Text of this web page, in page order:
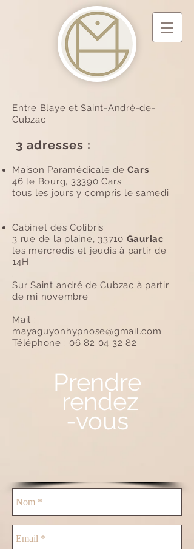
Entre Blaye et Saint-André-de-
Cubzac
3 adresses :
Maison Paramédicale deCars
46 le Bourg, 33390 Cars
tous les jours y compris le samedi
Cabinet des Colibris
3 rue de la plaine, 33710 Gauriac
les mercredis et jeudis à partir de
14H
​.
Sur Saint andré de Cubzac à partir
de mi novembre
Mail :
mayaguyonhypnose@gmail.com
Téléphone : 06 82 04 32 82
Prendre
rendez
-vous